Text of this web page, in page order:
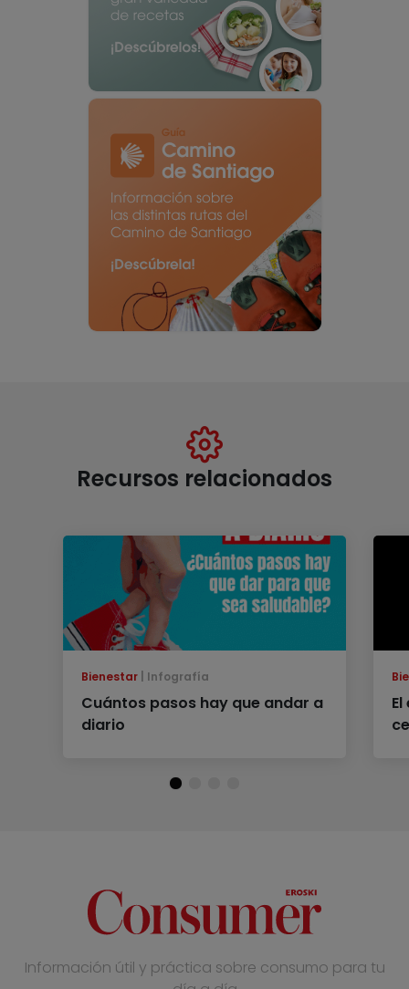
Recursos relacionados
Bienestar Infografía
Cuántos pasos hay que andar a
diario
Información útil y práctica sobre consumo para tu